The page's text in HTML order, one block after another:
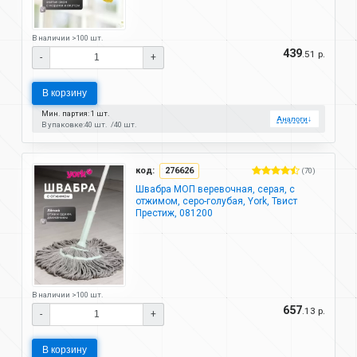
В наличии >100 шт.
- + 439.51 р.
В корзину
Мин. партия: 1 шт.
В упаковке:40 шт. 40 шт.
Аналоги↓
код: 276626 (70)
Швабра МОП веревочная, серая, с
отжимом, серо-голубая, York, Твист
Престиж, 081200
В наличии >100 шт.
- + 657.13 р.
В корзину